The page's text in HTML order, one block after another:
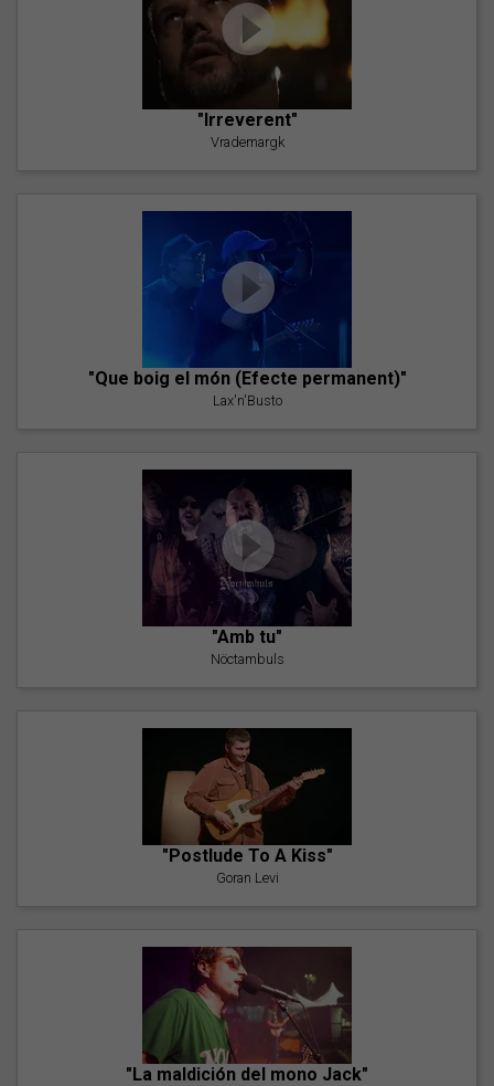
"Irreverent"
Vrademargk
"Que boig el món (Efecte permanent)"
Lax'n'Busto
"Amb tu"
Nöctambuls
"Postlude To A Kiss"
Goran Levi
"La maldición del mono Jack"